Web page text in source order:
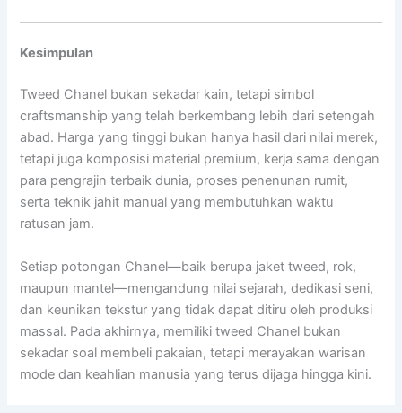
Kesimpulan
Tweed Chanel bukan sekadar kain, tetapi simbol
craftsmanship yang telah berkembang lebih dari setengah
abad. Harga yang tinggi bukan hanya hasil dari nilai merek,
tetapi juga komposisi material premium, kerja sama dengan
para pengrajin terbaik dunia, proses penenunan rumit,
serta teknik jahit manual yang membutuhkan waktu
ratusan jam.
Setiap potongan Chanel—baik berupa jaket tweed, rok,
maupun mantel—mengandung nilai sejarah, dedikasi seni,
dan keunikan tekstur yang tidak dapat ditiru oleh produksi
massal. Pada akhirnya, memiliki tweed Chanel bukan
sekadar soal membeli pakaian, tetapi merayakan warisan
mode dan keahlian manusia yang terus dijaga hingga kini.